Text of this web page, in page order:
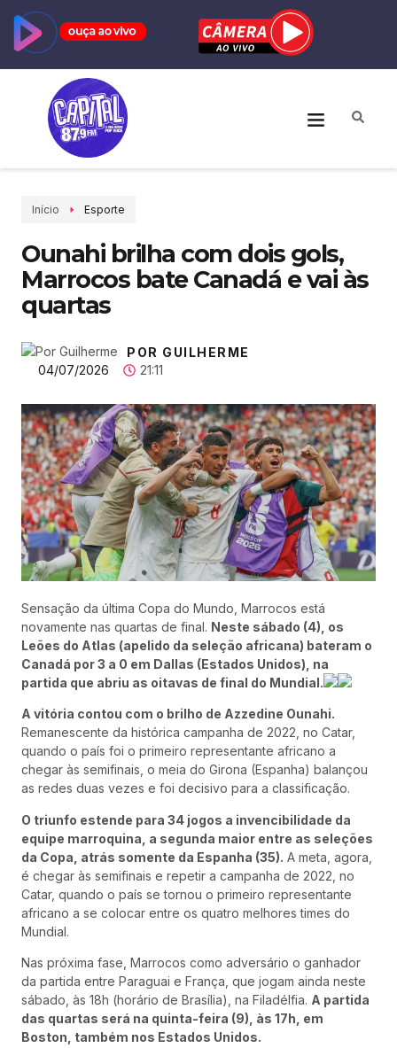
Início Esporte
Ounahi brilha com dois gols,
Marrocos bate Canadá e vai às
quartas
POR GUILHERME
04/07/2026
21:11
Sensação da última Copa do Mundo, Marrocos está
novamente nas quartas de final. Neste sábado (4), os
Leões do Atlas (apelido da seleção africana) bateram o
Canadá por 3 a 0 em Dallas (Estados Unidos), na
partida que abriu as oitavas de final do Mundial.
A vitória contou com o brilho de Azzedine Ounahi.
Remanescente da histórica campanha de 2022, no Catar,
quando o país foi o primeiro representante africano a
chegar às semifinais, o meia do Girona (Espanha) balançou
as redes duas vezes e foi decisivo para a classificação.
O triunfo estende para 34 jogos a invencibilidade da
equipe marroquina, a segunda maior entre as seleções
da Copa, atrás somente da Espanha (35). A meta, agora,
é chegar às semifinais e repetir a campanha de 2022, no
Catar, quando o país se tornou o primeiro representante
africano a se colocar entre os quatro melhores times do
Mundial.
Nas próxima fase, Marrocos como adversário o ganhador
da partida entre Paraguai e França, que jogam ainda neste
sábado, às 18h (horário de Brasília), na Filadélfia. A partida
das quartas será na quinta-feira (9), às 17h, em
Boston, também nos Estados Unidos.